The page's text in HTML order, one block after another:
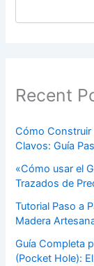
Recent
Cómo Construir
Clavos: Guía
«Cómo usar el
Trazados de
Tutorial Paso a
Madera
Guía Completa
(Pocket Hole):